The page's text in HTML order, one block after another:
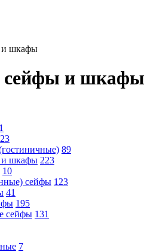
и шкафы
сейфы и шкафы
89
и шкафы 223
10
сейфы 123
41
195
сейфы 131
7